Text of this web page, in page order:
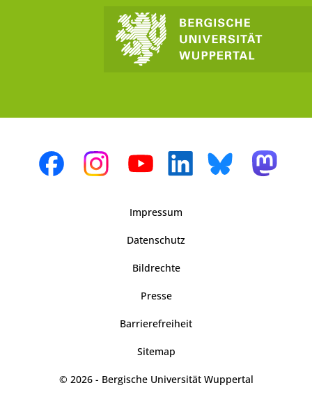
Impressum
Datenschutz
Bildrechte
Presse
Barrierefreiheit
Sitemap
© 2026 - Bergische Universität Wuppertal